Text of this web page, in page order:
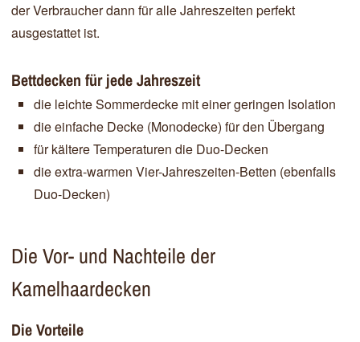
der Verbraucher dann für alle Jahreszeiten perfekt
ausgestattet ist.
Bettdecken für jede Jahreszeit
die leichte Sommerdecke mit einer geringen Isolation
die einfache Decke (Monodecke) für den Übergang
für kältere Temperaturen die Duo-Decken
die extra-warmen Vier-Jahreszeiten-Betten (ebenfalls
Duo-Decken)
Die Vor- und Nachteile der
Kamelhaardecken
Die Vorteile